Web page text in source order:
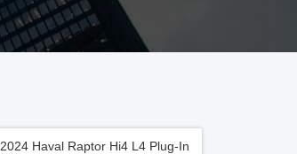
2024 Haval Raptor Hi4 L4 Plug-In